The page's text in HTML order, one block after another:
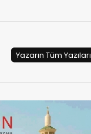
Yazarın Tüm Yazıları